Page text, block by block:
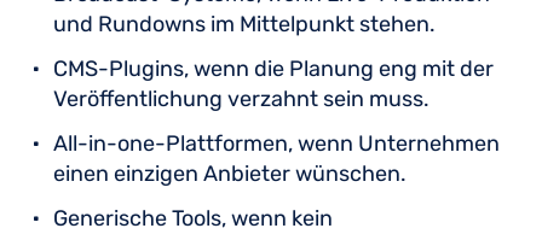
und Rundowns im Mittelpunkt stehen.
CMS-Plugins, wenn die Planung eng mit der
Veröffentlichung verzahnt sein muss.
All-in-one-Plattformen, wenn Unternehmen
einen einzigen Anbieter wünschen.
Generische Tools, wenn kein